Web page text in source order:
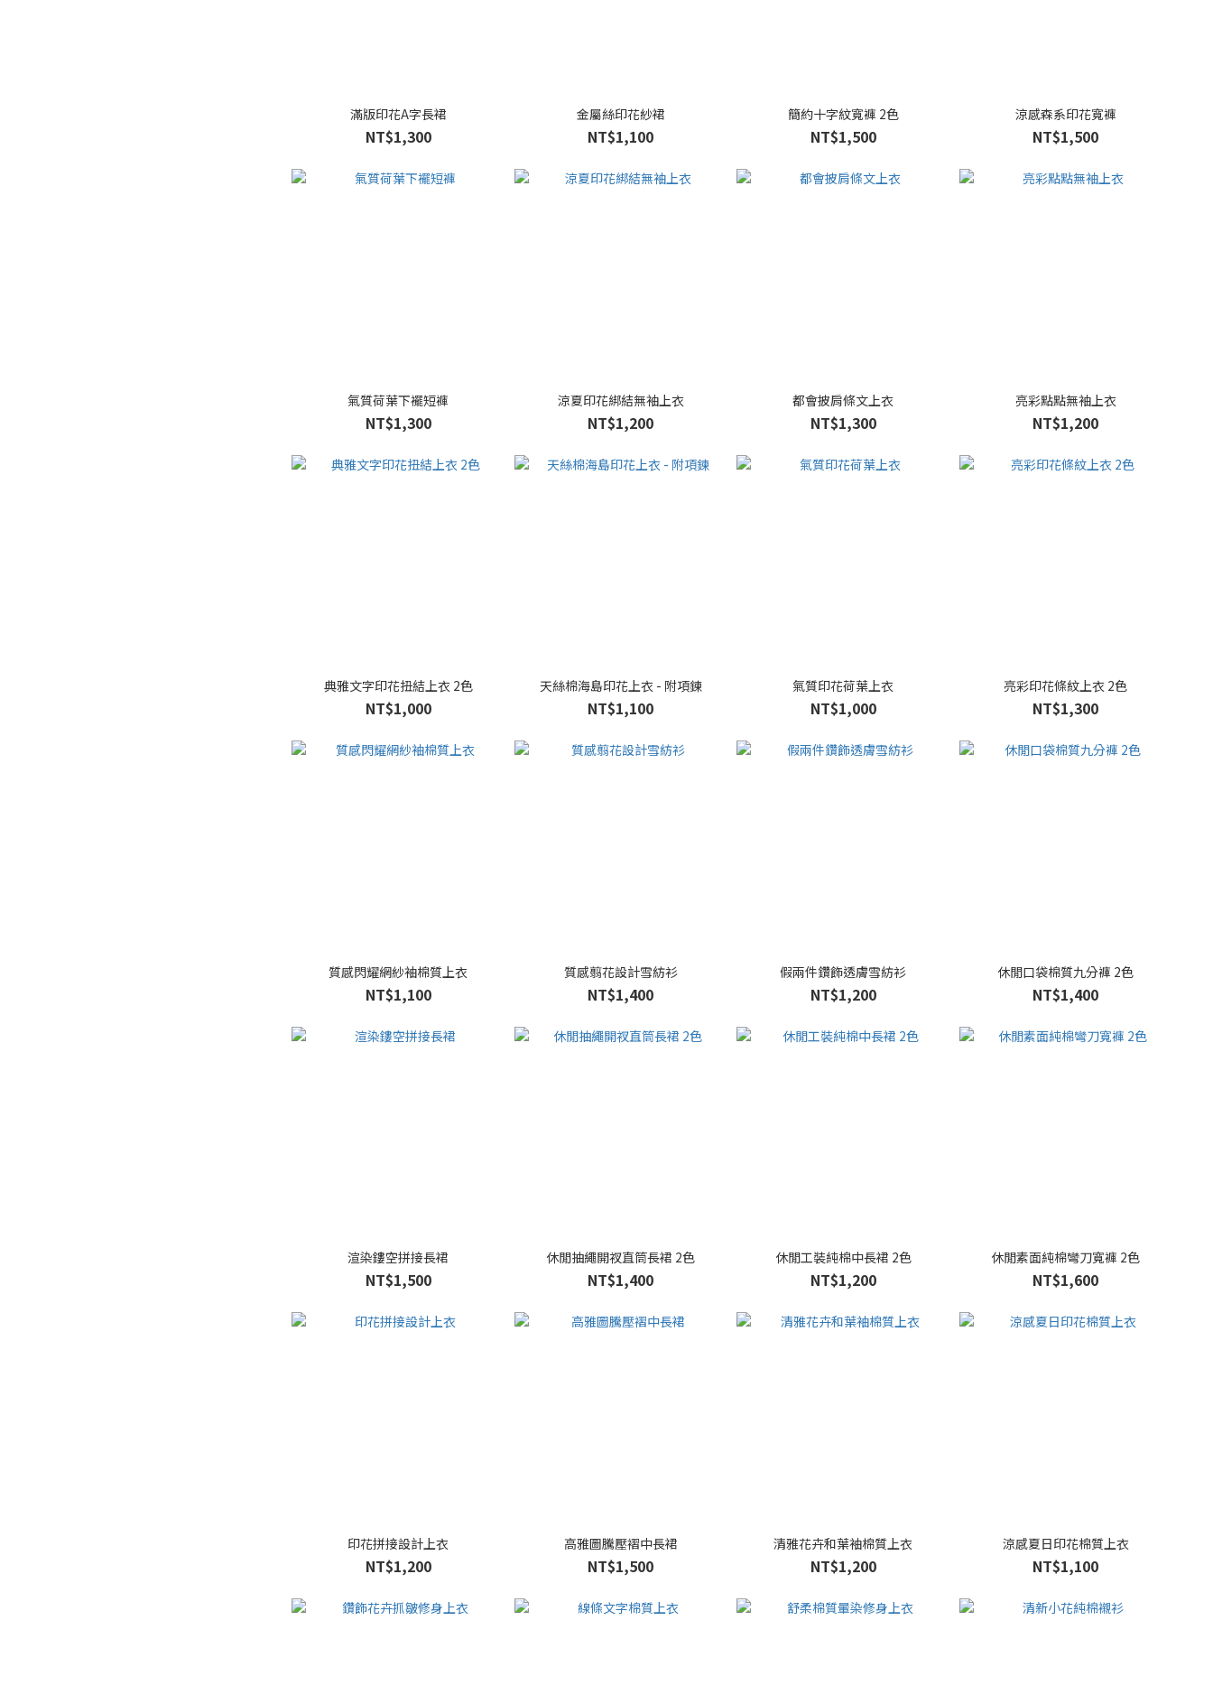
滿版印花A字長裙
NT$1,300
金屬絲印花紗裙
NT$1,100
簡約十字紋寬褲 2色
NT$1,500
涼感森系印花寬褲
NT$1,500
氣質荷葉下襬短褲
NT$1,300
涼夏印花綁結無袖上衣
NT$1,200
都會披肩條文上衣
NT$1,300
亮彩點點無袖上衣
NT$1,200
典雅文字印花扭結上衣 2色
NT$1,000
天絲棉海島印花上衣 - 附項鍊
NT$1,100
氣質印花荷葉上衣
NT$1,000
亮彩印花條紋上衣 2色
NT$1,300
質感閃耀網紗袖棉質上衣
NT$1,100
質感翦花設計雪紡衫
NT$1,400
假兩件鑽飾透膚雪紡衫
NT$1,200
休閒口袋棉質九分褲 2色
NT$1,400
渲染鏤空拼接長裙
NT$1,500
休閒抽繩開衩直筒長裙 2色
NT$1,400
休閒工裝純棉中長裙 2色
NT$1,200
休閒素面純棉彎刀寬褲 2色
NT$1,600
印花拼接設計上衣
NT$1,200
高雅圖騰壓褶中長裙
NT$1,500
清雅花卉和葉袖棉質上衣
NT$1,200
涼感夏日印花棉質上衣
NT$1,100